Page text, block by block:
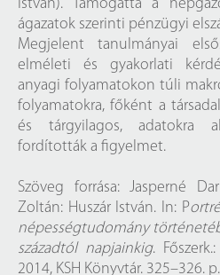
István). Támogatta a
ágazatok szerinti pénzügyi
Megjelent tanulmányai
elméleti és gyakorlati
anyagi folyamatokon túli
folyamatokra, főként a
és tárgyilagos, adatokra
fordították a figyelmet.
Szöveg forrása: Jasperné
Zoltán: Huszár István. In: P
népességtudomány
századtól napjainkig.
2014, KSH Könyvtár. 325–326.